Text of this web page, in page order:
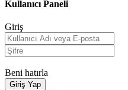
Kullanıcı Paneli
Giriş
Beni hatırla